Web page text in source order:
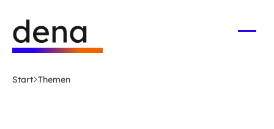
Hauptinhalt
springen
Deutsche
Energie-
Agentur
-
Start Themen